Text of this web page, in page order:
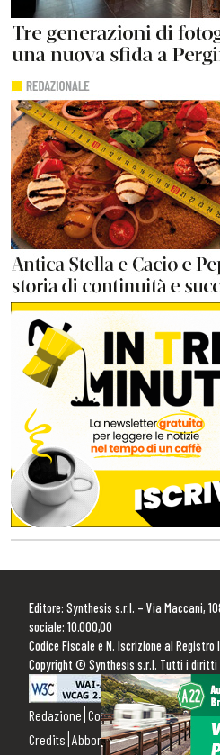
Editore: Synthesis s.r.l. – Via Maccani,
sociale: 10.000,00
Codice Fiscale e N. Iscrizione al Registro
Copyright © Synthesis s.r.l. Tutti i diritti
Redazione Contattaci Pubblicità
Credits Abbonamenti